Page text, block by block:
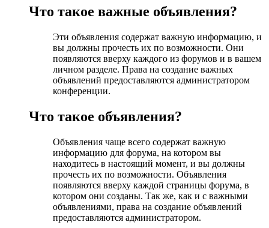
Что такое важные объявления?
Эти объявления содержат важную информацию, и
вы должны прочесть их по возможности. Они
появляются вверху каждого из форумов и в вашем
личном разделе. Права на создание важных
объявлений предоставляются администратором
конференции.
Что такое объявления?
Объявления чаще всего содержат важную
информацию для форума, на котором вы
находитесь в настоящий момент, и вы должны
прочесть их по возможности. Объявления
появляются вверху каждой страницы форума, в
котором они созданы. Так же, как и с важными
объявлениями, права на создание объявлений
предоставляются администратором.